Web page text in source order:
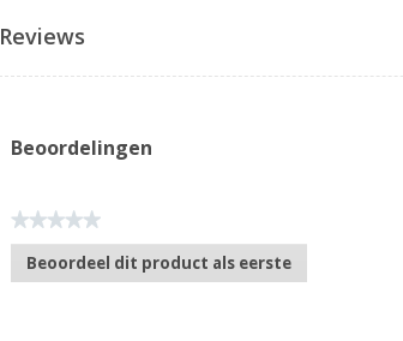
Reviews
Beoordelingen
★★★★★
Geen
scorewaarde
Beoordeel dit product als eerste
.